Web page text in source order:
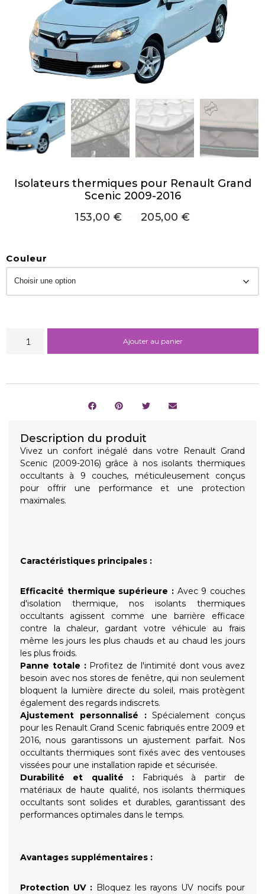
Isolateurs thermiques pour Renault Grand
Scenic 2009-2016
153,00 € 205,00€
Couleur
Ajouter au panier
Description du produit
Vivez un confort inégalé dans votre Renault Grand
Scenic (2009-2016) grâce à nos isolants thermiques
occultants à 9 couches, méticuleusement conçus
pour offrir une performance et une protection
maximales.
Caractéristiques principales :
Efficacité thermique supérieure : Avec 9 couches
d'isolation thermique, nos isolants thermiques
occultants agissent comme une barrière efficace
contre la chaleur, gardant votre véhicule au frais
même les jours les plus chauds et au chaud les jours
les plus froids.
Panne totale :Profitez de l'intimité dont vous avez
besoin avec nos stores de fenêtre, qui non seulement
bloquent la lumière directe du soleil, mais protègent
également des regards indiscrets.
Ajustement personnalisé :Spécialement conçus
pour les Renault Grand Scenic fabriqués entre 2009 et
2016, nous garantissons un ajustement parfait. Nos
occultants thermiques sont fixés avec des ventouses
vissées pour une installation rapide et sécurisée.
Durabilité et qualité :Fabriqués à partir de
matériaux de haute qualité, nos isolants thermiques
occultants sont solides et durables, garantissant des
performances optimales dans le temps.
Avantages supplémentaires :
Protection UV : Bloquez les rayons UV nocifs pour